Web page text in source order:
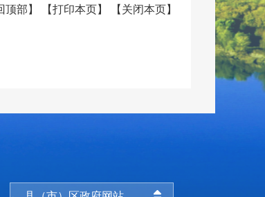
顶部 】 【打印本页】 【 关闭本页】